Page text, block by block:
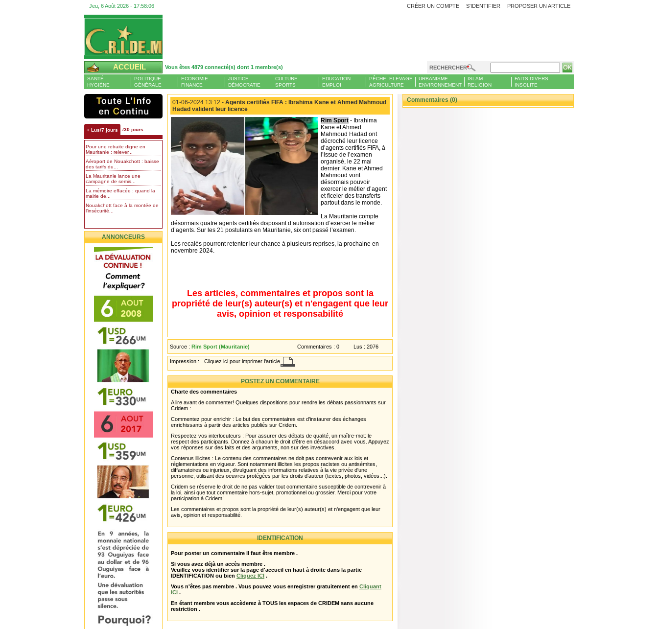
Jeu, 6 Août 2026 - 17:58:07 PROPOSER UN ARTICLE
CRÉER UN COMPTE S'IDENTIFIER
ACCUEIL Vous êtes 4879 connecté(s) dont 1 membre(s) RECHERCHER
SANTÉ
HYGIÈNE
POLITIQUE
GÉNÉRALE
ECONOMIE
FINANCE
JUSTICE
DÉMOCRATIE
CULTURE
SPORTS
EDUCATION
EMPLOI
PÊCHE, ELEVAGE
AGRICULTURE
URBANISME
ENVIRONNEMENT
ISLAM
RELIGION
FAITS DIVERS
INSOLITE
+ Lus/7 jours /30 jours
Pour une retraite digne en
Mauritanie : relever...
Aéroport de Nouakchott : baisse
des tarifs du...
La Mauritanie lance une
campagne de semis...
La mémoire effacée : quand la
mairie de...
Nouakchott face à la montée de
l’insécurité...
ANNONCEURS
01-06-2024 13:12 - Agents certifiés FIFA : Ibrahima Kane et Ahmed Mahmoud
Hadad valident leur licence
Rim Sport - Ibrahima
Kane et Ahmed
Mahmoud Hadad ont
décroché leur licence
d’agents certifiés FIFA, à
l’issue de l’examen
organisé, le 22 mai
dernier. Kane et Ahmed
Mahmoud vont
désormais pouvoir
exercer le métier d’agent
et ficeler des transferts
partout dans le monde.
La Mauritanie compte
désormais quatre agents certifiés disposant d’autorisation d’exercer le métier
d’agents. Sur les 21 postulants en Mauritanie, six ont passé l’examen.
Les recalés pourront retenter leur chance à plusieurs reprises, la prochaine en
novembre 2024.
Les articles, commentaires et propos sont la
propriété de leur(s) auteur(s) et n'engagent que leur
avis, opinion et responsabilité
Source : Rim Sport (Mauritanie) Commentaires : 0 Lus : 2076
Impression : Cliquez ici pour imprimer l'article
POSTEZ UN COMMENTAIRE
Charte des commentaires
A lire avant de commenter! Quelques dispositions pour rendre les débats passionnants sur
Cridem :
Commentez pour enrichir : Le but des commentaires est d'instaurer des échanges
enrichissants à partir des articles publiés sur Cridem.
Respectez vos interlocuteurs : Pour assurer des débats de qualité, un maître-mot: le
respect des participants. Donnez à chacun le droit d'être en désaccord avec vous. Appuyez
vos réponses sur des faits et des arguments, non sur des invectives.
Contenus illicites : Le contenu des commentaires ne doit pas contrevenir aux lois et
réglementations en vigueur. Sont notamment illicites les propos racistes ou antisémites,
diffamatoires ou injurieux, divulguant des informations relatives à la vie privée d'une
personne, utilisant des oeuvres protégées par les droits d'auteur (textes, photos, vidéos...).
Cridem se réserve le droit de ne pas valider tout commentaire susceptible de contrevenir à
la loi, ainsi que tout commentaire hors-sujet, promotionnel ou grossier. Merci pour votre
participation à Cridem!
Les commentaires et propos sont la propriété de leur(s) auteur(s) et n'engagent que leur
avis, opinion et responsabilité.
IDENTIFICATION
Pour poster un commentaire il faut être membre .
Si vous avez déjà un accès membre .
Veuillez vous identifier sur la page d'accueil en haut à droite dans la partie
IDENTIFICATION ou bien Cliquez ICI .
Vous n'êtes pas membre . Vous pouvez vous enregistrer gratuitement en Cliquant
ICI .
En étant membre vous accèderez à TOUS les espaces de CRIDEM sans aucune
restriction .
Commentaires (0)